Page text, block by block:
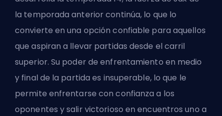
la temporada anterior continúa, lo que lo
convierte en una opción confiable para aquellos
que aspiran a llevar partidas desde el carril
superior. Su poder de enfrentamiento en medio
y final de la partida es insuperable, lo que le
permite enfrentarse con confianza a los
oponentes y salir victorioso en encuentros uno a